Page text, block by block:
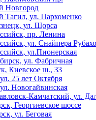
Новгород
ул. Пархоменко
ул. Щорса
пр. Ленина
ул. Снайпера Рубахо
ул.Пионерская
ул. Фабричная
Киевское ш., 33
25 лет Октября
Новогайвинская
Камчатский, ул.
Георгиевское шоссе
ул. Беговая